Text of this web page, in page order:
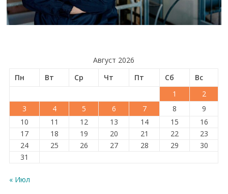
Август 2026
Пн
Вт Ср Чт Пт Сб
Вс
1
2
3
4 5 6 7 8
9
10
11 12 13 14 15
16
17
18 19 20 21 22
23
24
25 26 27 28 29
30
31
« Июл